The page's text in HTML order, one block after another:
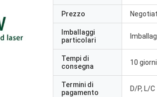
Prezzo
Imballaggi
particolari
Tempi di
consegna
10
Termini di
pagamento
D/P, L/C